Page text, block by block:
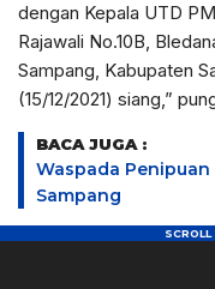
dengan Kepala UTD
Rajawali No.10B,
Sampang, Kabupaten
(15/12/2021) siang,”
BACA JUGA :
Waspada
Sampang